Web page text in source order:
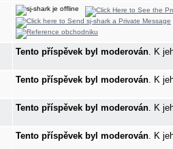
Tento příspěvek byl moderován. K
Tento příspěvek byl moderován. K
Tento příspěvek byl moderován. K
Tento příspěvek byl moderován. K